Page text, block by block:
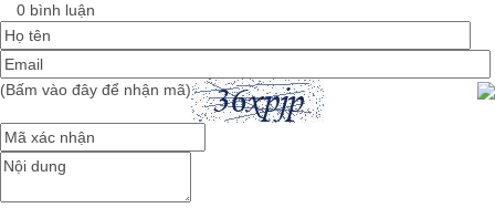
0 bình luận
(Bấm vào đây để nhận mã)